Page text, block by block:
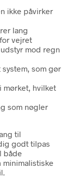
ikke påvirker
lang
vejret
mod regn
som gør
mørket, hvilket
som nøgler
til
godt tilpas
både
minimalistiske